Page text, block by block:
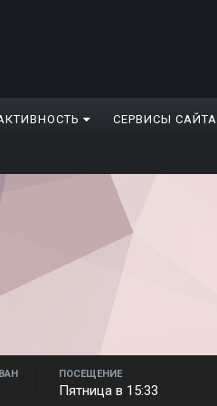
СЕРВИСЫ САЙТА
ПОСЕЩЕНИЕ
Пятница в 15:33